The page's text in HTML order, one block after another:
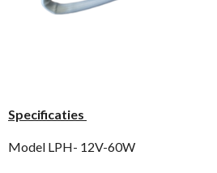
Specificaties
Model LPH- 12V-60W